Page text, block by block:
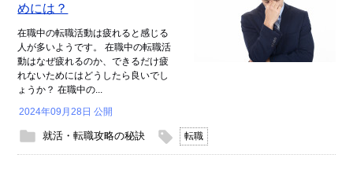
めには？
在職中の転職活動は疲れると感じる
人が多いようです。 在職中の転職活
動はなぜ疲れるのか、できるだけ疲
れないためにはどうしたら良いでし
ょうか？ 在職中の...
2024年09月28日 公開
就活・転職攻略の秘訣 転職